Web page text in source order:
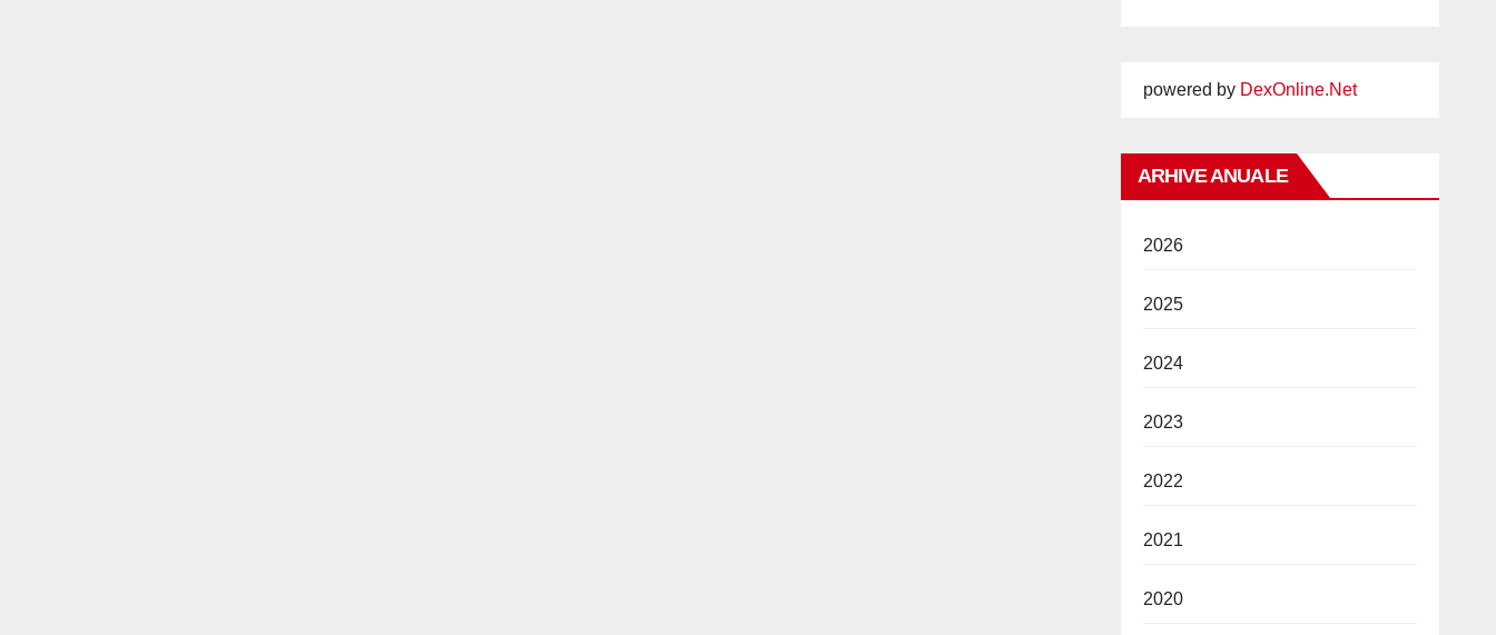
powered by DexOnline.Net
ARHIVE ANUALE
2026
2025
2024
2023
2022
2021
2020